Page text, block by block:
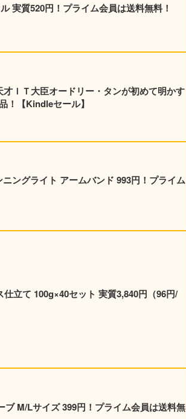
実質520円！プライム会員は送料無料！
才ＩＴ大臣オードリー・タンが初めて明かす
！【Kindleセール】
ングライト アームバンド 993円！プライム
立て 100g×40セット 実質3,840円（96円/
M/Lサイズ 399円！プライム会員は送料無